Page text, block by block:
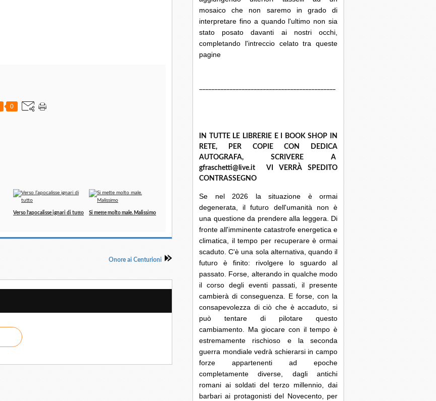
0
Verso l’apocalisse ignari di tutto
Si mette molto male. Malissimo
Onore ai Centurioni
mosaico che non saremo in grado di
interpretare fino a quando l'ultimo non sia
stato posato davanti ai nostri occhi,
completando l'intreccio celato tra queste
pagine
IN TUTTE LE LIBRERIE E I BOOK SHOP IN
RETE, PER COPIE CON DEDICA
AUTOGRAFA, SCRIVERE A
gfraschetti@live.it VI VERRÀ SPEDITO
CONTRASSEGNO
Se nel 2026 la situazione è ormai
degenerata, il futuro dell'umanità non è
una questione da prendere alla leggera. Di
fronte all'imminente catastrofe energetica e
climatica, il tempo per recuperare è ormai
scaduto. C'è una sola alternativa, quando il
futuro è finito: rivolgere lo sguardo al
passato. Forse, alterando in qualche modo
il corso degli eventi passati, il presente
cambierà di conseguenza. E forse, con la
consapevolezza di ciò che è accaduto, si
può tentare di pilotare questo
cambiamento. Ma giocare con il tempo è
estremamente rischioso e la seconda
guerra mondiale vedrà schierarsi in campo
forze appartenenti ad epoche
completamente diverse, dagli antichi
romani ai soldati del terzo millennio, dai
barbari ai protagonisti del Novecento, per